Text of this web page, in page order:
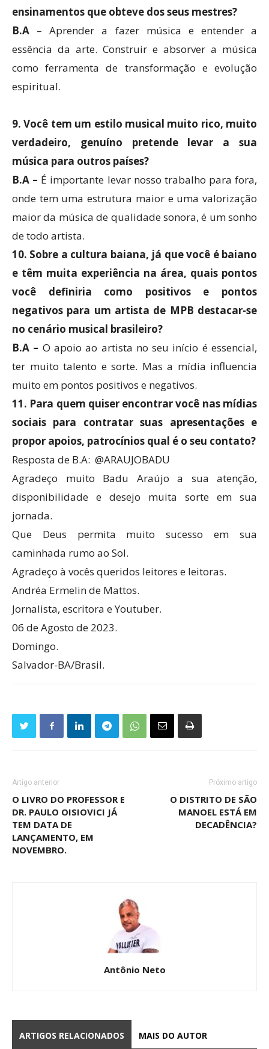
ensinamentos que obteve dos seus mestres?
B.A – Aprender a fazer música e entender a
essência da arte. Construir e absorver a música
como ferramenta de transformação e evolução
espiritual.
9. Você tem um estilo musical muito rico, muito
verdadeiro, genuíno pretende levar a sua
música para outros países?
B.A – É importante levar nosso trabalho para fora,
onde tem uma estrutura maior e uma valorização
maior da música de qualidade sonora, é um sonho
de todo artista.
10. Sobre a cultura baiana, já que você é baiano
e têm muita experiência na área, quais pontos
você definiria como positivos e pontos
negativos para um artista de MPB destacar-se
no cenário musical brasileiro?
B.A – O apoio ao artista no seu início é essencial,
ter muito talento e sorte. Mas a mídia influencia
muito em pontos positivos e negativos.
11. Para quem quiser encontrar você nas mídias
sociais para contratar suas apresentações e
propor apoios, patrocínios qual é o seu contato?
Resposta de B.A: @ARAUJOBADU
Agradeço muito Badu Araújo a sua atenção,
disponibilidade e desejo muita sorte em sua
jornada.
Que Deus permita muito sucesso em sua
caminhada rumo ao Sol.
Agradeço à vocês queridos leitores e leitoras.
Andréa Ermelin de Mattos.
Jornalista, escritora e Youtuber.
06 de Agosto de 2023.
Domingo.
Salvador-BA/Brasil.
Artigo anterior
O LIVRO DO PROFESSOR E
DR. PAULO OISIOVICI JÁ
TEM DATA DE
LANÇAMENTO, EM
NOVEMBRO.
Próximo artigo
O DISTRITO DE SÃO
MANOEL ESTÁ EM
DECADÊNCIA?
Antônio Neto
ARTIGOS RELACIONADOS MAIS DO AUTOR